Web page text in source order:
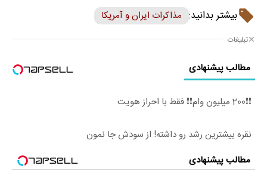
بیشتر بدانید: مذاکرات ایران و آمریکا
تبلیغات
مطالب پیشنهادی
❗❗200 میلیون وام❗❗ فقط با احراز هویت
نقره بیشترین رشد رو داشته! از سودش جا نمون
مطالب پیشنهادی